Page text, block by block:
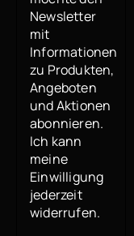
Newsletter
mit
Informationen
zu Produkten,
Angeboten
und Aktionen
abonnieren.
Ich kann
meine
Einwilligung
jederzeit
widerrufen.